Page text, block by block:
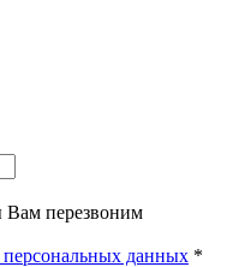
Вам перезвоним
персональных данных *